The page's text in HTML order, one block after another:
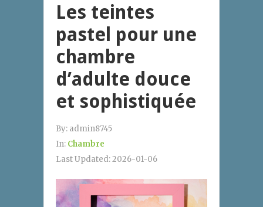
Les teintes
pastel pour une
chambre
d’adulte douce
et sophistiquée
By: admin8745
In: Chambre
Last Updated:2026-01-06